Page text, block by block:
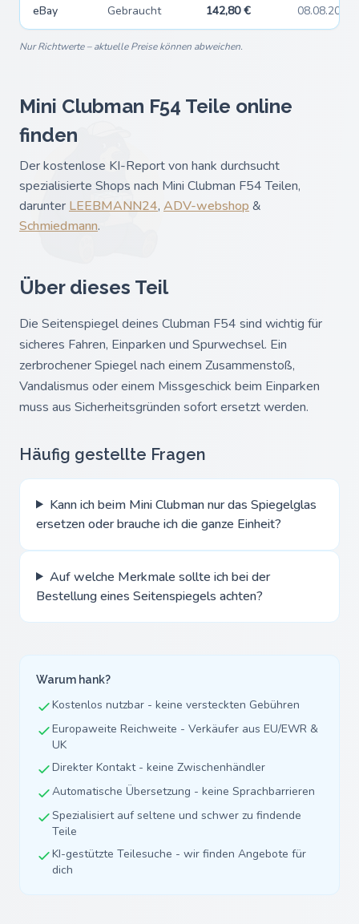
eBay Gebraucht 142,80 € 08.08.2026
Nur Richtwerte – aktuelle Preise können abweichen.
Mini Clubman F54 Teile online
finden
Der kostenlose KI-Report von hank durchsucht
spezialisierte Shops nach Mini Clubman F54 Teilen,
darunter LEEBMANN24, ADV-webshop &
Schmiedmann.
Über dieses Teil
Die Seitenspiegel deines Clubman F54 sind wichtig für
sicheres Fahren, Einparken und Spurwechsel. Ein
zerbrochener Spiegel nach einem Zusammenstoß,
Vandalismus oder einem Missgeschick beim Einparken
muss aus Sicherheitsgründen sofort ersetzt werden.
Häufig gestellte Fragen
Kann ich beim Mini Clubman nur das Spiegelglas
ersetzen oder brauche ich die ganze Einheit?
Auf welche Merkmale sollte ich bei der
Bestellung eines Seitenspiegels achten?
Warum hank?
Kostenlos nutzbar - keine versteckten Gebühren
Europaweite Reichweite - Verkäufer aus EU/EWR &
UK
Direkter Kontakt - keine Zwischenhändler
Automatische Übersetzung - keine Sprachbarrieren
Spezialisiert auf seltene und schwer zu findende
Teile
KI-gestützte Teilesuche - wir finden Angebote für
dich